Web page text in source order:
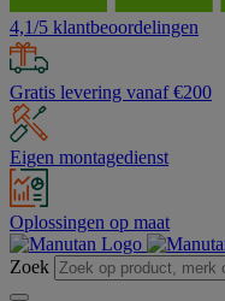
4,1/5 klantbeoordelingen
Gratis levering vanaf €200
Eigen montagedienst
Oplossingen op maat
Zoek